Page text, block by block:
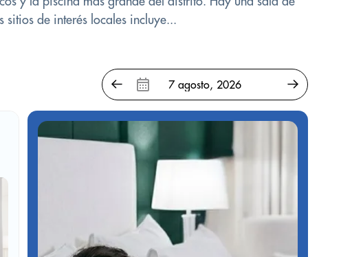
de interés locales incluye...